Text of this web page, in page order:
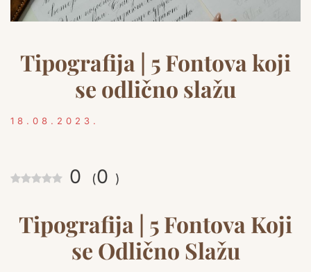
Tipografija | 5 Fontova koji
se odlično slažu
18.08.2023.
0 (0 )
Tipografija | 5 Fontova Koji
se Odlično Slažu